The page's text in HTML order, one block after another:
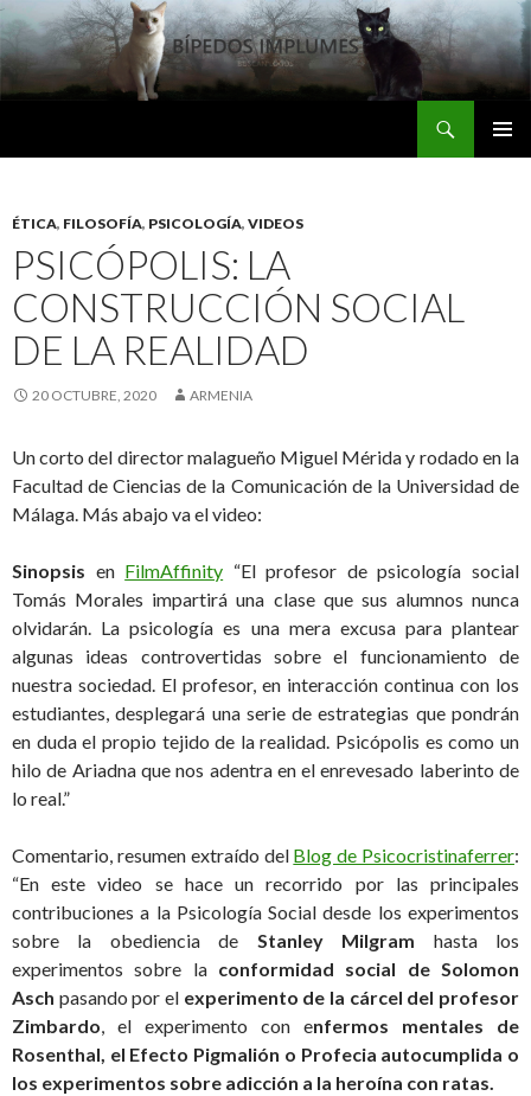
ÉTICA, FILOSOFÍA, PSICOLOGÍA, VIDEOS
PSICÓPOLIS: LA
CONSTRUCCIÓN SOCIAL
DE LA REALIDAD
20 OCTUBRE, 2020 ARMENIA
Un corto del director malagueño Miguel Mérida y rodado en la
Facultad de Ciencias de la Comunicación de la Universidad de
Málaga. Más abajo va el video:
Sinopsis en FilmAffinity “El profesor de psicología social
Tomás Morales impartirá una clase que sus alumnos nunca
olvidarán. La psicología es una mera excusa para plantear
algunas ideas controvertidas sobre el funcionamiento de
nuestra sociedad. El profesor, en interacción continua con los
estudiantes, desplegará una serie de estrategias que pondrán
en duda el propio tejido de la realidad. Psicópolis es como un
hilo de Ariadna que nos adentra en el enrevesado laberinto de
lo real.”
Comentario, resumen extraído del Blog de Psicocristinaferrer:
“En este video se hace un recorrido por las principales
contribuciones a la Psicología Social desde los experimentos
sobre la obediencia de Stanley Milgram hasta los
experimentos sobre la conformidad social de Solomon
Asch pasando por el experimento de la cárcel del profesor
Zimbardo, el experimento con enfermos mentales de
Rosenthal, el Efecto Pigmalión o Profecia autocumplida o
los experimentos sobre adicción a la heroína con ratas.